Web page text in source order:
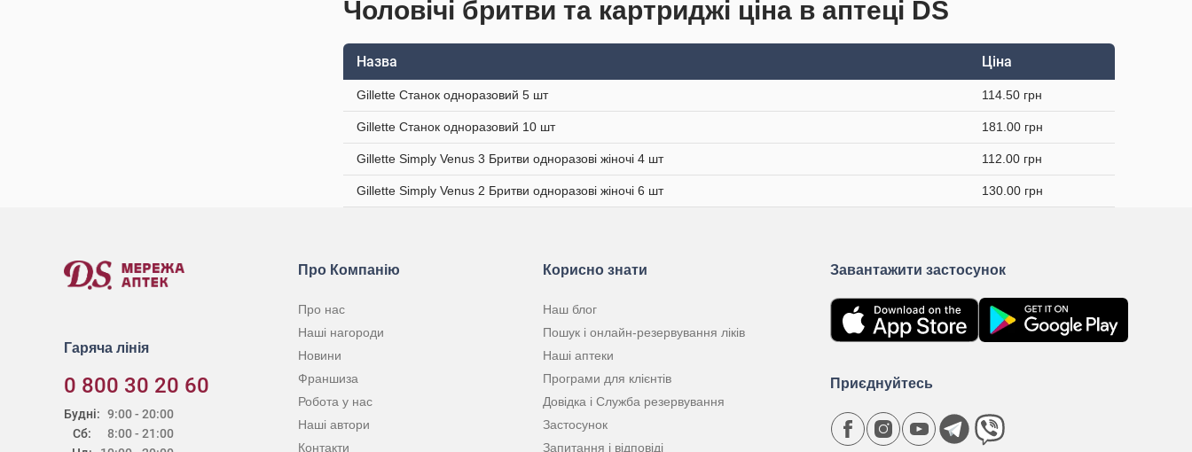
Чоловічі бритви та картриджі ціна в аптеці DS
Назва Ціна
Gillette Станок одноразовий 5 шт 114.50 грн
Gillette Станок одноразовий 10 шт 181.00 грн
Gillette Simply Venus 3 Бритви одноразові жіночі 4 шт 112.00 грн
Gillette Simply Venus 2 Бритви одноразові жіночі 6 шт 130.00 грн
Гаряча лінія
0 800 30 20 60
Будні:
Сб:
9:00 - 20:00
8:00 - 21:00
Про Компанію
Про нас
Наші нагороди
Новини
Франшиза
Робота у нас
Наші автори
Контакти
Корисно знати
Наш блог
Пошук і онлайн-резервування ліків
Наші аптеки
Програми для клієнтів
Довідка і Служба резервування
Застосунок
Запитання і відповіді
Завантажити застосунок
Приєднуйтесь